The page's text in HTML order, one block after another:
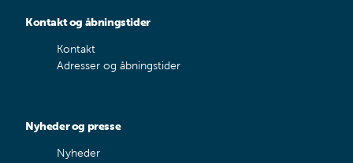
Kontakt og åbningstider
Kontakt
Adresser og åbningstider
Nyheder og presse
Nyheder